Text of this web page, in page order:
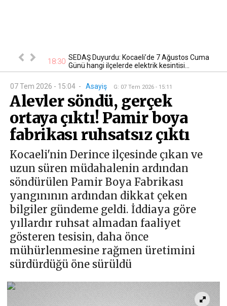
otomobil 18:30 SEDAŞ Duyurdu: Kocaeli’de 7 Ağustos Cuma
Günü hangi ilçelerde elektrik kesintisi...
07 Tem 2026 - 15:04 - Asayiş G: 07 Tem 2026 - 15:11
Alevler söndü, gerçek
ortaya çıktı! Pamir boya
fabrikası ruhsatsız çıktı
Kocaeli'nin Derince ilçesinde çıkan ve
uzun süren müdahalenin ardından
söndürülen Pamir Boya Fabrikası
yangınının ardından dikkat çeken
bilgiler gündeme geldi. İddiaya göre
yıllardır ruhsat almadan faaliyet
gösteren tesisin, daha önce
mühürlenmesine rağmen üretimini
sürdürdüğü öne sürüldü